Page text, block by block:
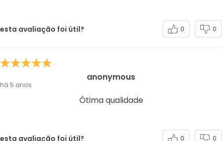
esta avaliação foi útil? 0 0
anonymous
há 5 anos
Ótima qualidade
esta avaliação foi útil? 0 0